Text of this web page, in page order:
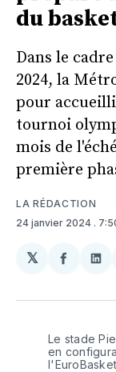
du
Dans le
2024, la
pour
tournoi
mois de
première
LA RÉDACTION
24 janvier 2024 .
𝕏
Le stade
en